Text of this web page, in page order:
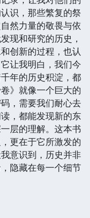
识，那些繁复的祭
然力量的敬畏与依
现和研究的历史，
创新的过程，也认
让我明白，我们今
年的历史积淀，都
》就像一个巨大的
，需要我们耐心去
，都能发现新的东
层的理解。这本书
更在于它所激发的
意识到，历史并非
隐藏在每一个细节